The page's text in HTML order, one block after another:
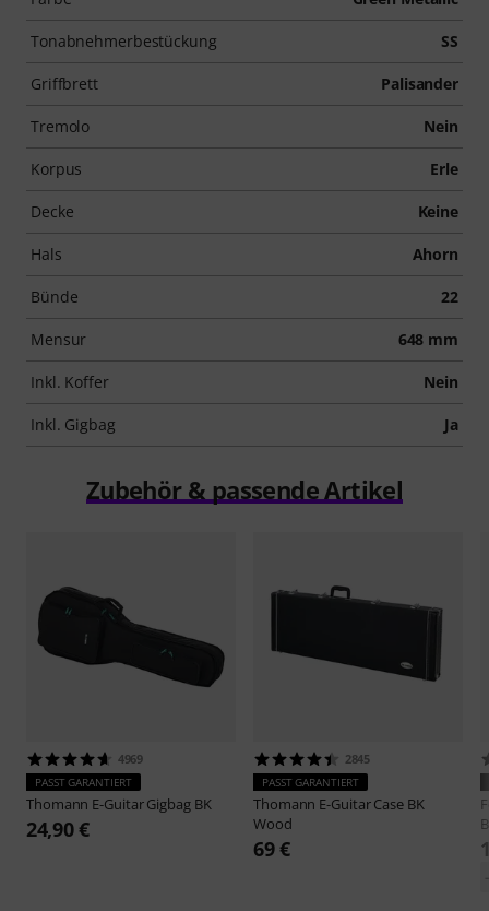
Tonabnehmerbestückung SS
Griffbrett Palisander
Tremolo Nein
Korpus Erle
Decke Keine
Hals Ahorn
Bünde 22
Mensur 648 mm
Inkl. Koffer Nein
Inkl. Gigbag Ja
Zubehör & passende Artikel
4969
PASST GARANTIERT
Thomann E-Guitar Gigbag BK
24,90 €
2845
PASST GARANTIERT
Thomann E-Guitar Case BK
Wood
69 €